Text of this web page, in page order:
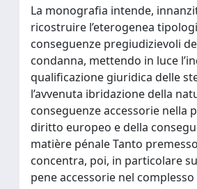
La monografia intende,
ricostruire l’eterogenea
conseguenze pregiudizievoli
condanna, mettendo in luce
qualificazione giuridica delle
l’avvenuta ibridazione della
conseguenze accessorie nella
diritto europeo e della
matière pénale Tanto
concentra, poi, in particolare
pene accessorie nel